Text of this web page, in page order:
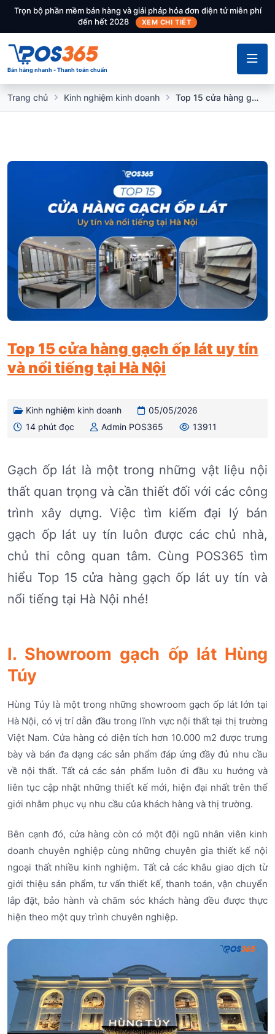
Trọn bộ phần mềm bán hàng và giải pháp hóa đơn điện tử miễn phí
đến hết 2028
XEM CHI TIẾT
Bán hàng nhanh - Thanh toán chuẩn
Trang chủ Kinh nghiệm kinh doanh Top 15 cửa hàng gạch ốp lát uy tín và nổi tiếng tại Hà Nội
Top 15 cửa hàng gạch ốp lát uy tín
và nổi tiếng tại Hà Nội
Kinh nghiệm kinh doanh
05/05/2026
14 phút đọc
Admin POS365 13911
Gạch ốp lát là một trong những vật liệu nội
thất quan trọng và cần thiết đối với các công
trình xây dựng. Việc tìm kiếm đại lý bán
gạch ốp lát uy tín luôn được các chủ nhà,
chủ thi công quan tâm. Cùng POS365 tìm
hiểu Top 15 cửa hàng gạch ốp lát uy tín và
nổi tiếng tại Hà Nội nhé!
I. Showroom gạch ốp lát Hùng
Túy
Hùng Túy là một trong những showroom gạch ốp lát lớn tại
Hà Nội, có vị trí dẫn đầu trong lĩnh vực nội thất tại thị trường
Việt Nam. Cửa hàng có diện tích hơn 10.000 m2 được trưng
bày và bán đa dạng các sản phẩm đáp ứng đầy đủ nhu cầu
về nội thất. Tất cả các sản phẩm luôn đi đầu xu hướng và
liên tục cập nhật những thiết kế mới, hiện đại nhất trên thế
giới nhằm phục vụ nhu cầu của khách hàng và thị trường.
Bên cạnh đó, cửa hàng còn có một đội ngũ nhân viên kinh
doanh chuyên nghiệp cùng những chuyên gia thiết kế nội
ngoại thất nhiều kinh nghiệm. Tất cả các khâu giao dịch từ
giới thiệu sản phẩm, tư vấn thiết kế, thanh toán, vận chuyển
lắp đặt, bảo hành và chăm sóc khách hàng đều được thực
hiện theo một quy trình chuyên nghiệp.